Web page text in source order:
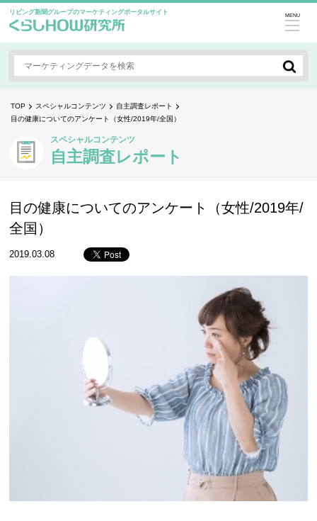
リビング新聞グループのマーケティングポータルサイト MENU
TOP スペシャルコンテンツ
自主調査レポート
目の健康についてのアンケート（女性/2019年/全国）
スペシャルコンテンツ
自主調査レポート
目の健康についてのアンケート（女性/2019年/
全国）
2019.03.08